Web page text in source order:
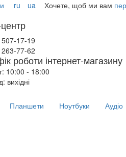
ru ua Хочете, щоб ми вам
17-19
77-62
роботи інтернет-магазину
10:00 - 18:00
вихідні
Планшети Ноутбуки Аудіо